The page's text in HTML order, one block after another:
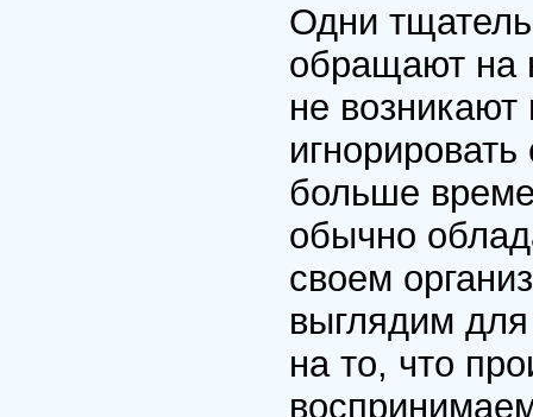
Одни
обращают на
не
больше
обычно
своем
выглядим
на то, что